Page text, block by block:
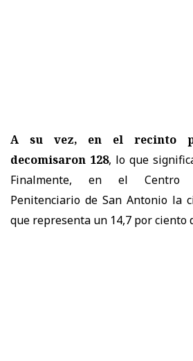
A su vez, en el recinto
decomisaron 128, lo que
Finalmente, en el Centro
Penitenciario de San Antonio la
que representa un 14,7 por ciento